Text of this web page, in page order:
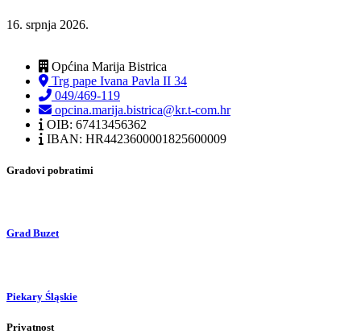
16. srpnja 2026.
Općina Marija Bistrica
Trg pape Ivana Pavla II 34
049/469-119
opcina.marija.bistrica@kr.t-com.hr
OIB: 67413456362
IBAN: HR4423600001825600009
Gradovi pobratimi
Grad Buzet
Piekary Śląskie
Privatnost